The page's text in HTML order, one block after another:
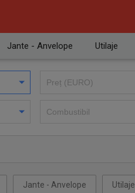
Jante - Anvelope Utilaje
Jante - Anvelope Utilaje